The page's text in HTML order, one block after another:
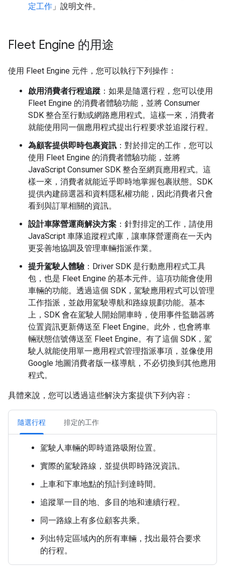
定工作 」說明文件。
Fleet Engine 的用途
使用 Fleet Engine 元件，您可以執行下列操作：
啟用消費者行程追蹤 ：如果是隨選行程，您可以使用
Fleet Engine 的消費者體驗功能，並將 Consumer
SDK 整合至行動或網路應用程式。這樣一來，消費者
就能使用同一個應用程式提出行程要求並追蹤行程。
為顧客提供即時包裹資訊 ：對於排定的工作，您可以
使用 Fleet Engine 的消費者體驗功能，並將
JavaScript Consumer SDK 整合至網頁應用程式。這
樣一來，消費者就能近乎即時地掌握包裹狀態。SDK
提供內建篩選器和資料隱私權功能，因此消費者只會
看到與訂單相關的資訊。
設計車隊營運商解決方案 ：針對排定的工作，請使用
JavaScript 車隊追蹤程式庫，讓車隊營運商在一天內
更妥善地協調及管理車輛指派作業。
提升駕駛人體驗：Driver SDK 是行動應用程式工具
包，也是 Fleet Engine 的基本元件。這項功能會使用
車輛的功能。透過這個 SDK，駕駛應用程式可以管理
工作指派，並啟用駕駛導航和路線規劃功能。基本
上，SDK 會在駕駛人開始開車時，使用事件監聽器將
位置資訊更新傳送至 Fleet Engine。此外，也會將車
輛狀態信號傳送至 Fleet Engine。有了這個 SDK，駕
駛人就能使用單一應用程式管理指派事項，並像使用
Google 地圖消費者版一樣導航，不必切換到其他應用
程式。
具體來說，您可以透過這些解決方案提供下列內容：
隨選行程 排定的工作
駕駛人車輛的即時道路吸附位置。
實際的駕駛路線，並提供即時路況資訊。
上車和下車地點的預計到達時間。
追蹤單一目的地、多目的地和連續行程。
同一路線上有多位顧客共乘。
列出特定區域內的所有車輛，找出最符合要求
的行程。